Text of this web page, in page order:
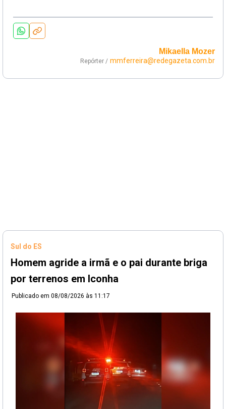
Mikaella Mozer
Repórter / mmferreira@redegazeta.com.br
Sul do ES
Homem agride a irmã e o pai durante briga
por terrenos em Iconha
Publicado em 08/08/2026 às 11:17